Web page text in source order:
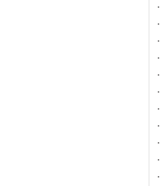
·
·
·
·
·
·
·
·
·
·
·